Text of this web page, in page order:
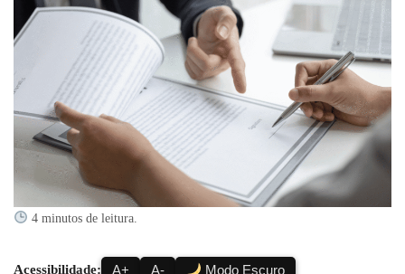
4 minutos de leitura.
Acessibilidade: A+ A- Modo Escuro